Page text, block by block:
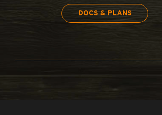
DOCS & PLANS